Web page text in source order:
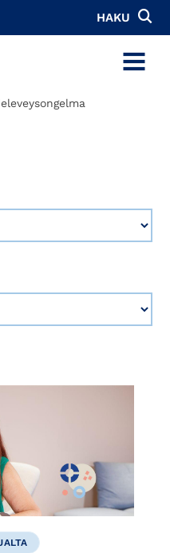
HAKU
MENU